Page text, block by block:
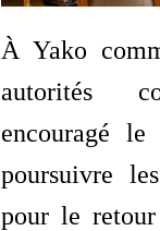
À Yako
autorités
encouragé le
poursuivre
pour le